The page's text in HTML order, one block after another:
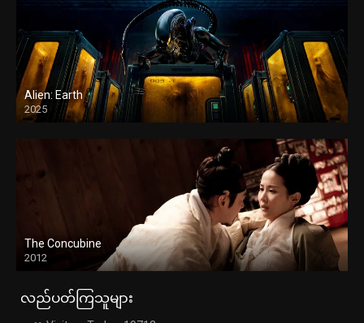
Alien: Earth
2025
The Concubine
2012
လည်ပတ်ကြသူများ